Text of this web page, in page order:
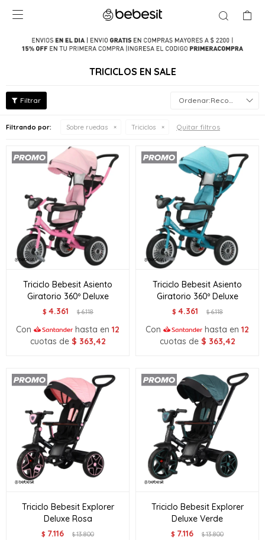

TRICICLOS EN SALE
Recomendados
Filtrando por: Sobre ruedas Triciclos Quitar filtros
Triciclo Bebesit Asiento
Giratorio 360º Deluxe
$ 4.361 $6.118
Con hasta en 12
cuotas de $ 363,42
Triciclo Bebesit Asiento
Giratorio 360º Deluxe
$ 4.361 $6.118
Con hasta en 12
cuotas de $ 363,42
Triciclo Bebesit Explorer
Deluxe Rosa
$ 7.116 $13.800
Triciclo Bebesit Explorer
Deluxe Verde
$ 7.116 $13.800